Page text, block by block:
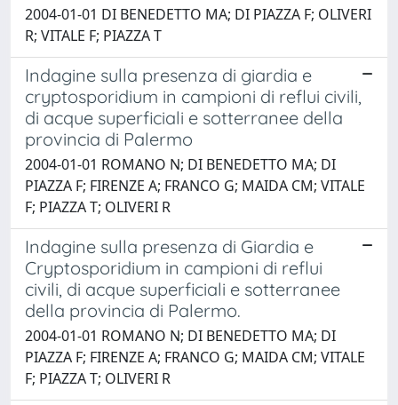
2004-01-01 DI BENEDETTO MA; DI PIAZZA F; OLIVERI
R; VITALE F; PIAZZA T
Indagine sulla presenza di giardia e
cryptosporidium in campioni di reflui civili,
di acque superficiali e sotterranee della
provincia di Palermo
2004-01-01 ROMANO N; DI BENEDETTO MA; DI
PIAZZA F; FIRENZE A; FRANCO G; MAIDA CM; VITALE
F; PIAZZA T; OLIVERI R
Indagine sulla presenza di Giardia e
Cryptosporidium in campioni di reflui
civili, di acque superficiali e sotterranee
della provincia di Palermo.
2004-01-01 ROMANO N; DI BENEDETTO MA; DI
PIAZZA F; FIRENZE A; FRANCO G; MAIDA CM; VITALE
F; PIAZZA T; OLIVERI R